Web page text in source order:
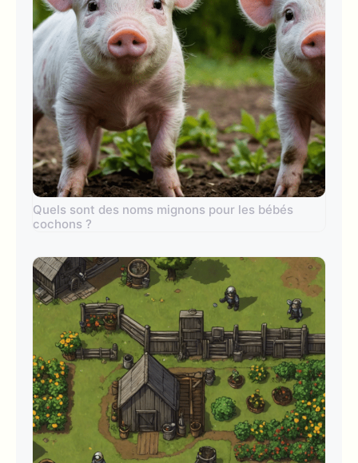
Quels sont des noms mignons pour les bébés
cochons ?